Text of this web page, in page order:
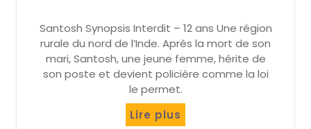
Santosh Synopsis Interdit – 12 ans Une région
rurale du nord de l’Inde. Après la mort de son
mari, Santosh, une jeune femme, hérite de
son poste et devient policière comme la loi
le permet.
Lire plus